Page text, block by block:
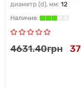
диаметр (d), мм: 12
4631.40грн